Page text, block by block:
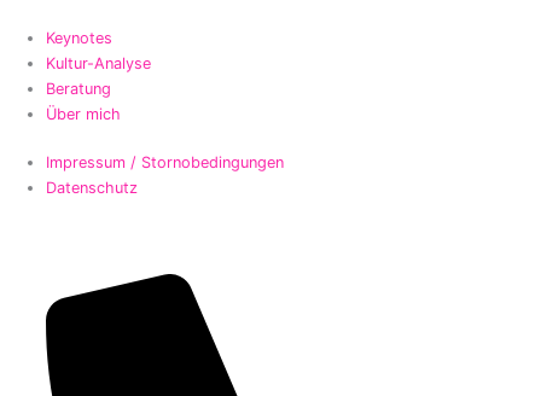
Keynotes
Kultur-Analyse
Beratung
Über mich
Impressum / Stornobedingungen
Datenschutz